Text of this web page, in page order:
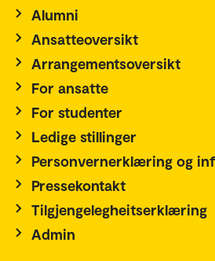
Alumni
Ansatteoversikt
Arrangementsoversikt
For ansatte
For studenter
Ledige stillinger
Personvernerklæring og
Pressekontakt
Tilgjengelegheitserklæring
Admin